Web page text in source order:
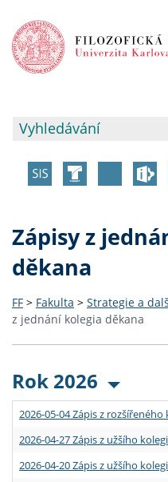
Zápisy z
děkana
FF > Fakulta > Strategie a
z jednání kolegia děkana
Rok 2026
2026-05-04 Zápis z
2026-04-27 Zápis z užšího
2026-04-20 Zápis z užšího